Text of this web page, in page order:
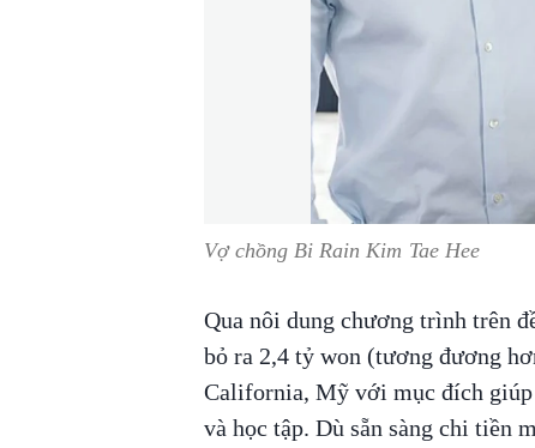
Vợ chồng Bi Rain Kim Tae Hee
Qua nôi dung chương trình trên
bỏ ra 2,4 tỷ won (tương đương
California, Mỹ với mục đích giúp
và học tập. Dù sẵn sàng chi tiền